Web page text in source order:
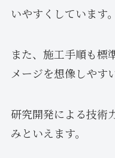
いやすくしています。
また、施工手順も標
メージを想像しやす
研究開発による技術
みといえます。